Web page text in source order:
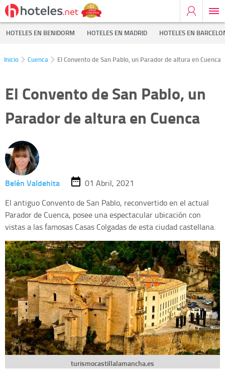
HOTELES EN BENIDORM HOTELES EN MADRID HOTELES EN
Inicio Cuenca El Convento de San Pablo, un Parador de altura en Cuenca
El Convento de San Pablo, un
Parador de altura en Cuenca
Belén Valdehita
01 Abril, 2021
El antiguo Convento de San Pablo, reconvertido en el actual
Parador de Cuenca, posee una espectacular ubicación con
vistas a las famosas Casas Colgadas de esta ciudad castellana.
turismocastillalamancha.es